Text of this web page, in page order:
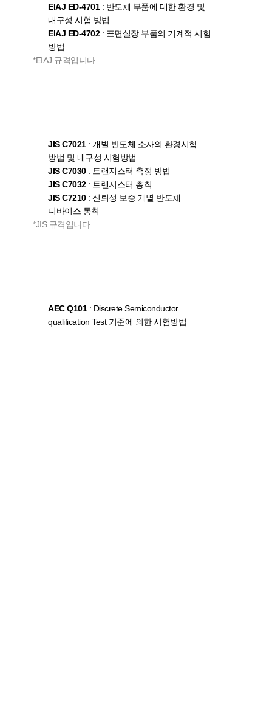
EIAJ ED-4701: 반도체 부품에 대한 환경 및
내구성 시험 방법
EIAJ ED-4702: 표면실장 부품의 기계적 시험
방법
*EIAJ 규격입니다.
JIS C7021: 개별 반도체 소자의 환경시험
방법 및 내구성 시험방법
JIS C7030: 트랜지스터 측정 방법
JIS C7032: 트랜지스터 총칙
JIS C7210: 신뢰성 보증 개별 반도체
디바이스 통칙
*JIS 규격입니다.
AEC Q101: Discrete Semiconductor
qualification Test 기준에 의한 시험방법